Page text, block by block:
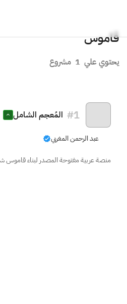
قاموس
يحتوي علي 1 مشروع
#1 المُعجم الشامل
عبد الرحمن المغربي
منصة عربية مفتوحة المصدر لبناء